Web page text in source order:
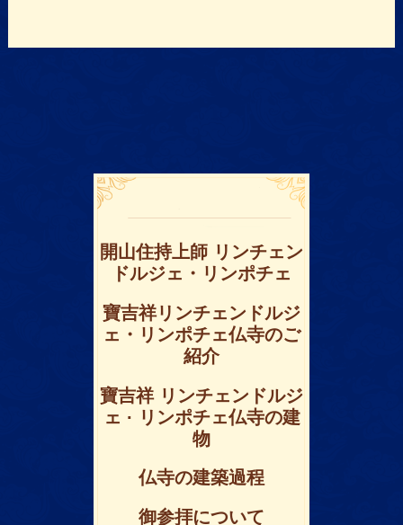
開山住持上師 リンチェン
ドルジェ・リンポチェ
寶吉祥リンチェンドルジ
ェ・リンポチェ仏寺のご
紹介
寶吉祥 リンチェンドルジ
ェ · リンポチェ仏寺の建
物
仏寺の建築過程
御参拝について